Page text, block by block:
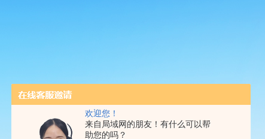
欢迎您！
来自局域网的朋友！有什么可以帮
助您的吗？